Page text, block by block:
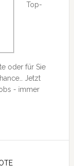
Top-
oder für Sie
Jetzt
- immer